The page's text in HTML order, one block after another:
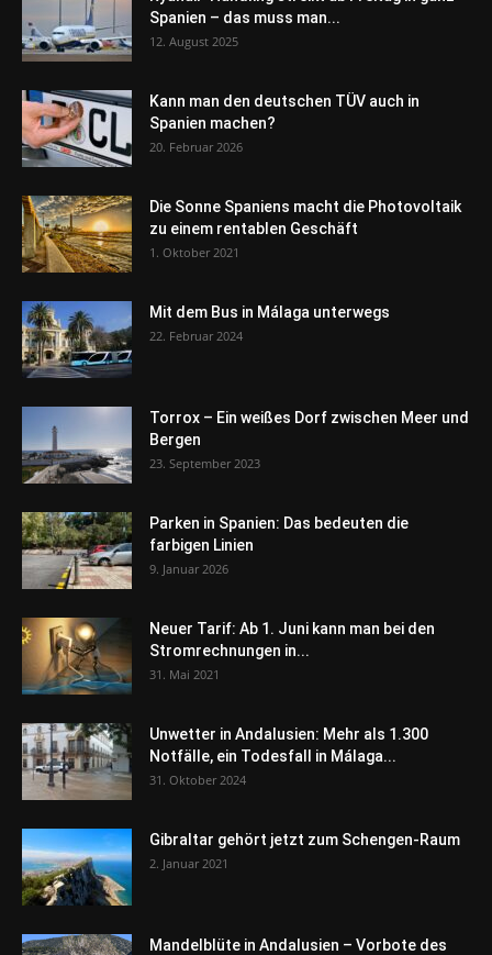
Spanien – das muss man...
12. August 2025
Kann man den deutschen TÜV auch in
Spanien machen?
20. Februar 2026
Die Sonne Spaniens macht die Photovoltaik
zu einem rentablen Geschäft
1. Oktober 2021
Mit dem Bus in Málaga unterwegs
22. Februar 2024
Torrox – Ein weißes Dorf zwischen Meer und
Bergen
23. September 2023
Parken in Spanien: Das bedeuten die
farbigen Linien
9. Januar 2026
Neuer Tarif: Ab 1. Juni kann man bei den
Stromrechnungen in...
31. Mai 2021
Unwetter in Andalusien: Mehr als 1.300
Notfälle, ein Todesfall in Málaga...
31. Oktober 2024
Gibraltar gehört jetzt zum Schengen-Raum
2. Januar 2021
Mandelblüte in Andalusien – Vorbote des